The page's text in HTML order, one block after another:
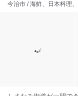
今治市 / 海鮮、日本料理